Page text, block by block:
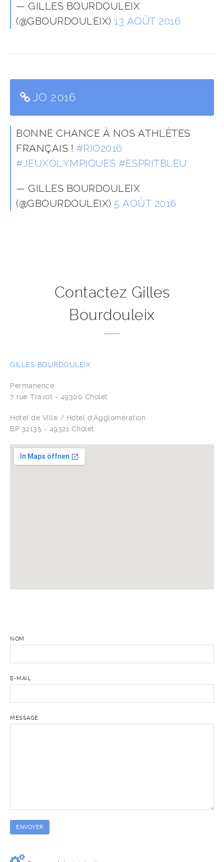
— GILLES BOURDOULEIX
(@GBOURDOULEIX) 13 AOÛT 2016
JO 2016
BONNE CHANCE À NOS ATHLÈTES
FRANÇAIS ! #RIO2016
#JEUXOLYMPIQUES #ESPRITBLEU
— GILLES BOURDOULEIX
(@GBOURDOULEIX) 5 AOÛT 2016
Contactez Gilles
Bourdouleix
GILLES BOURDOULEIX
Permanence
7 rue Travot - 49300 Cholet
Hotel de Ville / Hotel d'Agglomération
BP 32135 - 49321 Cholet
NOM
E-MAIL
MESSAGE